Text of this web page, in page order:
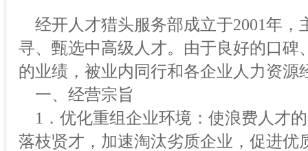
经开人才猎头服务部成立于2001年，
寻、甄选中高级人才。由于良好的口
的业绩，被业内同行和各企业人力资源
一、经营宗旨
1．优化重组企业环境：使浪费人才
落枝贤才，加速淘汰劣质企业，促进优